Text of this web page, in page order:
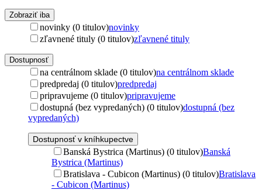
Zobraziť iba
novinky (0 titulov)novinky
zľavnené tituly (0 titulov)zľavnené tituly
Dostupnosť
na centrálnom sklade (0 titulov)na centrálnom sklade
predpredaj (0 titulov)predpredaj
pripravujeme (0 titulov)pripravujeme
dostupná (bez vypredaných) (0 titulov)dostupná (bez
vypredaných)
Dostupnosť v kníhkupectve
Banská Bystrica (Martinus) (0 titulov)Banská
Bystrica (Martinus)
Bratislava - Cubicon (Martinus) (0 titulov)Bratislava
- Cubicon (Martinus)